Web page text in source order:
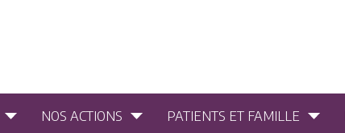
NOS ACTIONS PATIENTS ET FAMILLE